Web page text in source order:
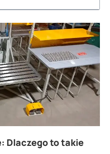
Dlaczego to takie